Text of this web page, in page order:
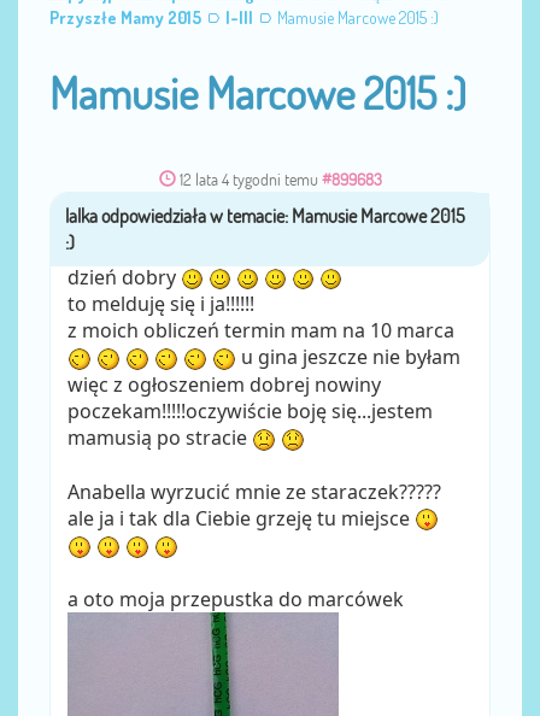
Przyszłe Mamy 2015
I-III Mamusie Marcowe 2015 :)
Mamusie Marcowe 2015 :)
12 lata 4 tygodni temu #899683
przezlalka
dzień dobry
to melduję się i ja!!!!!!
z moich obliczeń termin mam na 10 marca
u gina jeszcze nie byłam
więc z ogłoszeniem dobrej nowiny
poczekam!!!!!oczywiście boję się...jestem
mamusią po stracie
Anabella wyrzucić mnie ze staraczek?????
ale ja i tak dla Ciebie grzeję tu miejsce
a oto moja przepustka do marcówek